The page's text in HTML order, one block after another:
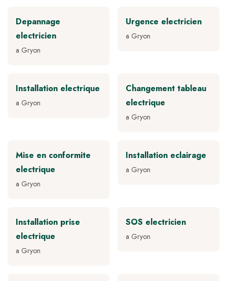
Depannage
electricien
a Gryon
Urgence electricien
a Gryon
Installation electrique
a Gryon
Changement tableau
electrique
a Gryon
Mise en conformite
electrique
a Gryon
Installation eclairage
a Gryon
Installation prise
electrique
a Gryon
SOS electricien
a Gryon